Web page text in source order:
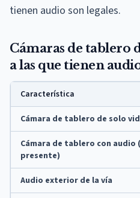
tienen audio son legales.
Cámaras de tablero
a las que tienen
Característica
Cámara de tablero de solo
Cámara de tablero con
presente)
Audio exterior de la vía